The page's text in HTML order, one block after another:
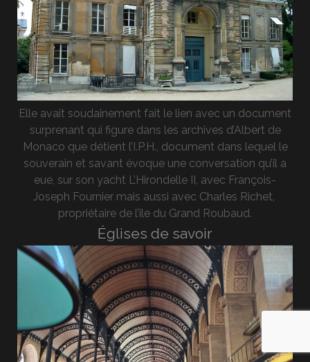
Elle avait soudainement fait le lien avec un document
surprenant qui figure dans les archives d’Albert de
Monaco que détient l’I.P.H., document dans lequel le
souverain et savant évoque une conversation qu’il a
eue, sur son yacht L’Hirondelle II, avec François-
Joseph Fournier mais aussi avec Charles Richet,
propriétaire de l’île du Grand Roubaud.
Églises de savoir